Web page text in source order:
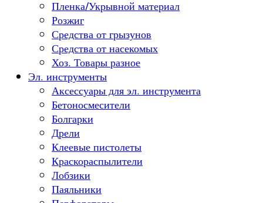
Пленка/Укрывной материал
Розжиг
Средства от грызунов
Средства от насекомых
Хоз. Товары разное
Эл. инструменты
Аксессуары для эл. инструмента
Бетоносмесители
Болгарки
Дрели
Клеевые пистолеты
Краскораспылители
Лобзики
Паяльники